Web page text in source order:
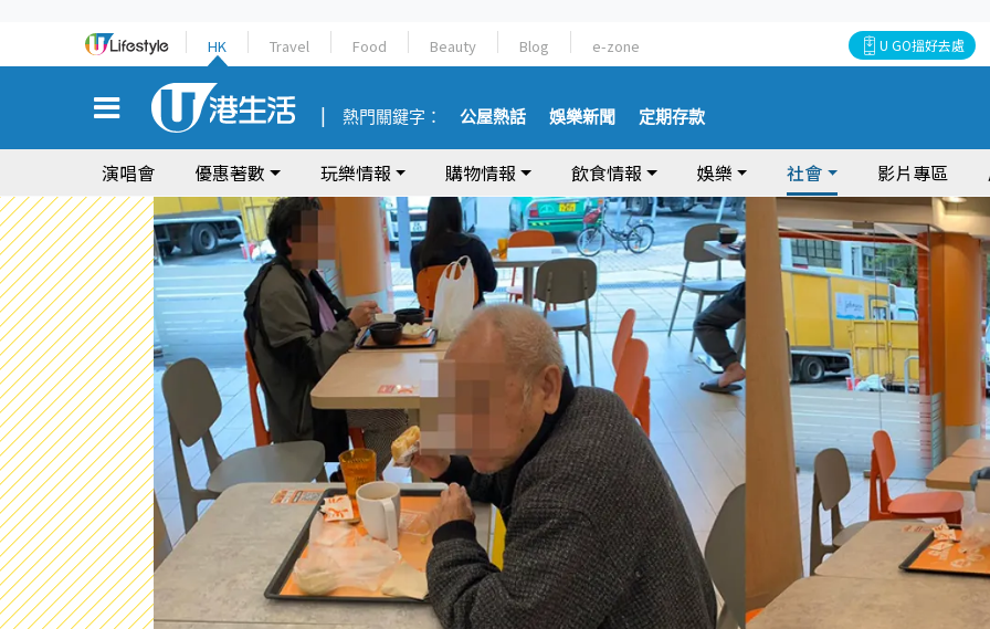
HK Travel Food Beauty Blog e-zone U GO搵好去處
熱門關鍵字： 公屋熱話 娛樂新聞 定期存款
演唱會 優惠著數 玩樂情報 購物情報 飲食情報 娛樂 社會 影片專區